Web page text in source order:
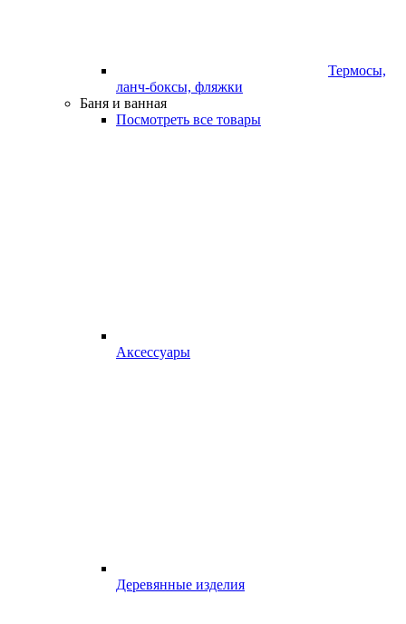
Термосы,
ланч-боксы, фляжки
Баня и ванная
Посмотреть все товары
Аксессуары
Деревянные изделия